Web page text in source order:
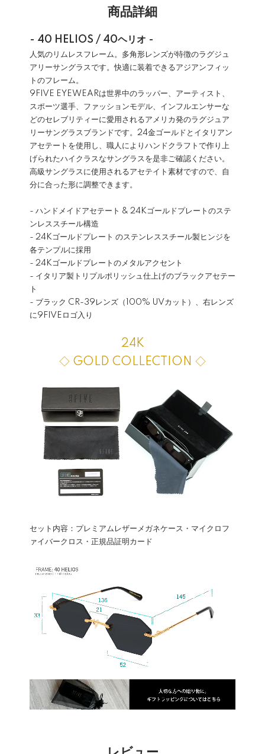
商品詳細
- 40 HELIOS / 40ヘリオ -
人気のリムレスフレーム。多角形レンズが特徴のラグジュ
アリーサングラスです。快適に装着できるアジアンフィッ
トのフレーム。
9FIVE EYEWEARは世界中のラッパー、アーティスト、
スポーツ選手、ファッションモデル、インフルエンサーな
どのセレブリティーに愛用されるアメリカ発のラグジュア
リーサングラスブランドです。24金ゴールドとイタリアン
アセテートを使用し、職人によりハンドクラフトで作り上
げられたハイクラスなサングラスを是非ご確認ください。
高級サングラスに使用されるアセテイト素材ですので、自
分に合った形に調整できます。
- ハンドメイドアセテート & 24Kゴールドプレートのステ
ンレススチール構造
- 24Kゴールドプレート のステンレススチール製ヒンジを
各テンプルに採用
- 24Kゴールドプレートのメタルアクセント
- イタリア製トリプルポリッシュ仕上げのブラックアセテー
ト
- ブラック CR-39レンズ（100% UVカット）、右レンズ
に9FIVEロゴ入り
24K
◇ GOLD COLLECTION ◇
セット内容：プレミアムレザーメガネケース・マイクロフ
ァイバークロス・正規品証明カード